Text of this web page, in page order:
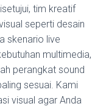
tim kreatif
seperti desain
skenario live
multimedia,
perangkat sound
sesuai. Kami
visual agar Anda